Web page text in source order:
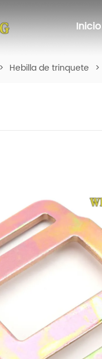
Inicio
> Hebilla de trinquete >